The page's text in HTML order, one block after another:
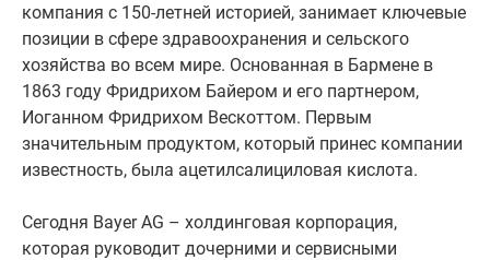
компания с 150-летней историей, занимает ключевые
позиции в сфере здравоохранения и сельского
хозяйства во всем мире. Основанная в Бармене в
1863 году Фридрихом Байером и его партнером,
Иоганном Фридрихом Вескоттом. Первым
значительным продуктом, который принес компании
известность, была ацетилсалициловая кислота.
Сегодня Bayer AG – холдинговая корпорация,
которая руководит дочерними и сервисными